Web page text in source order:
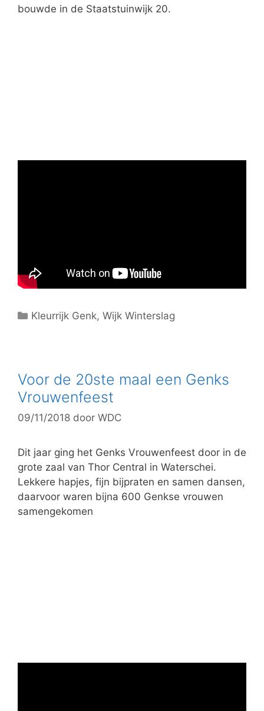
bouwde in de Staatstuinwijk 20.
C
g
o
r
i
ë
n
Kleurrijk Genk,Wijk Winterslag
Voor de 20ste maal een Genks
Vrouwenfeest
09/11/2018 door WDC
Dit jaar ging het Genks Vrouwenfeest door in de
grote zaal van Thor Central in Waterschei.
Lekkere hapjes, fijn bijpraten en samen dansen,
daarvoor waren bijna 600 Genkse vrouwen
samengekomen